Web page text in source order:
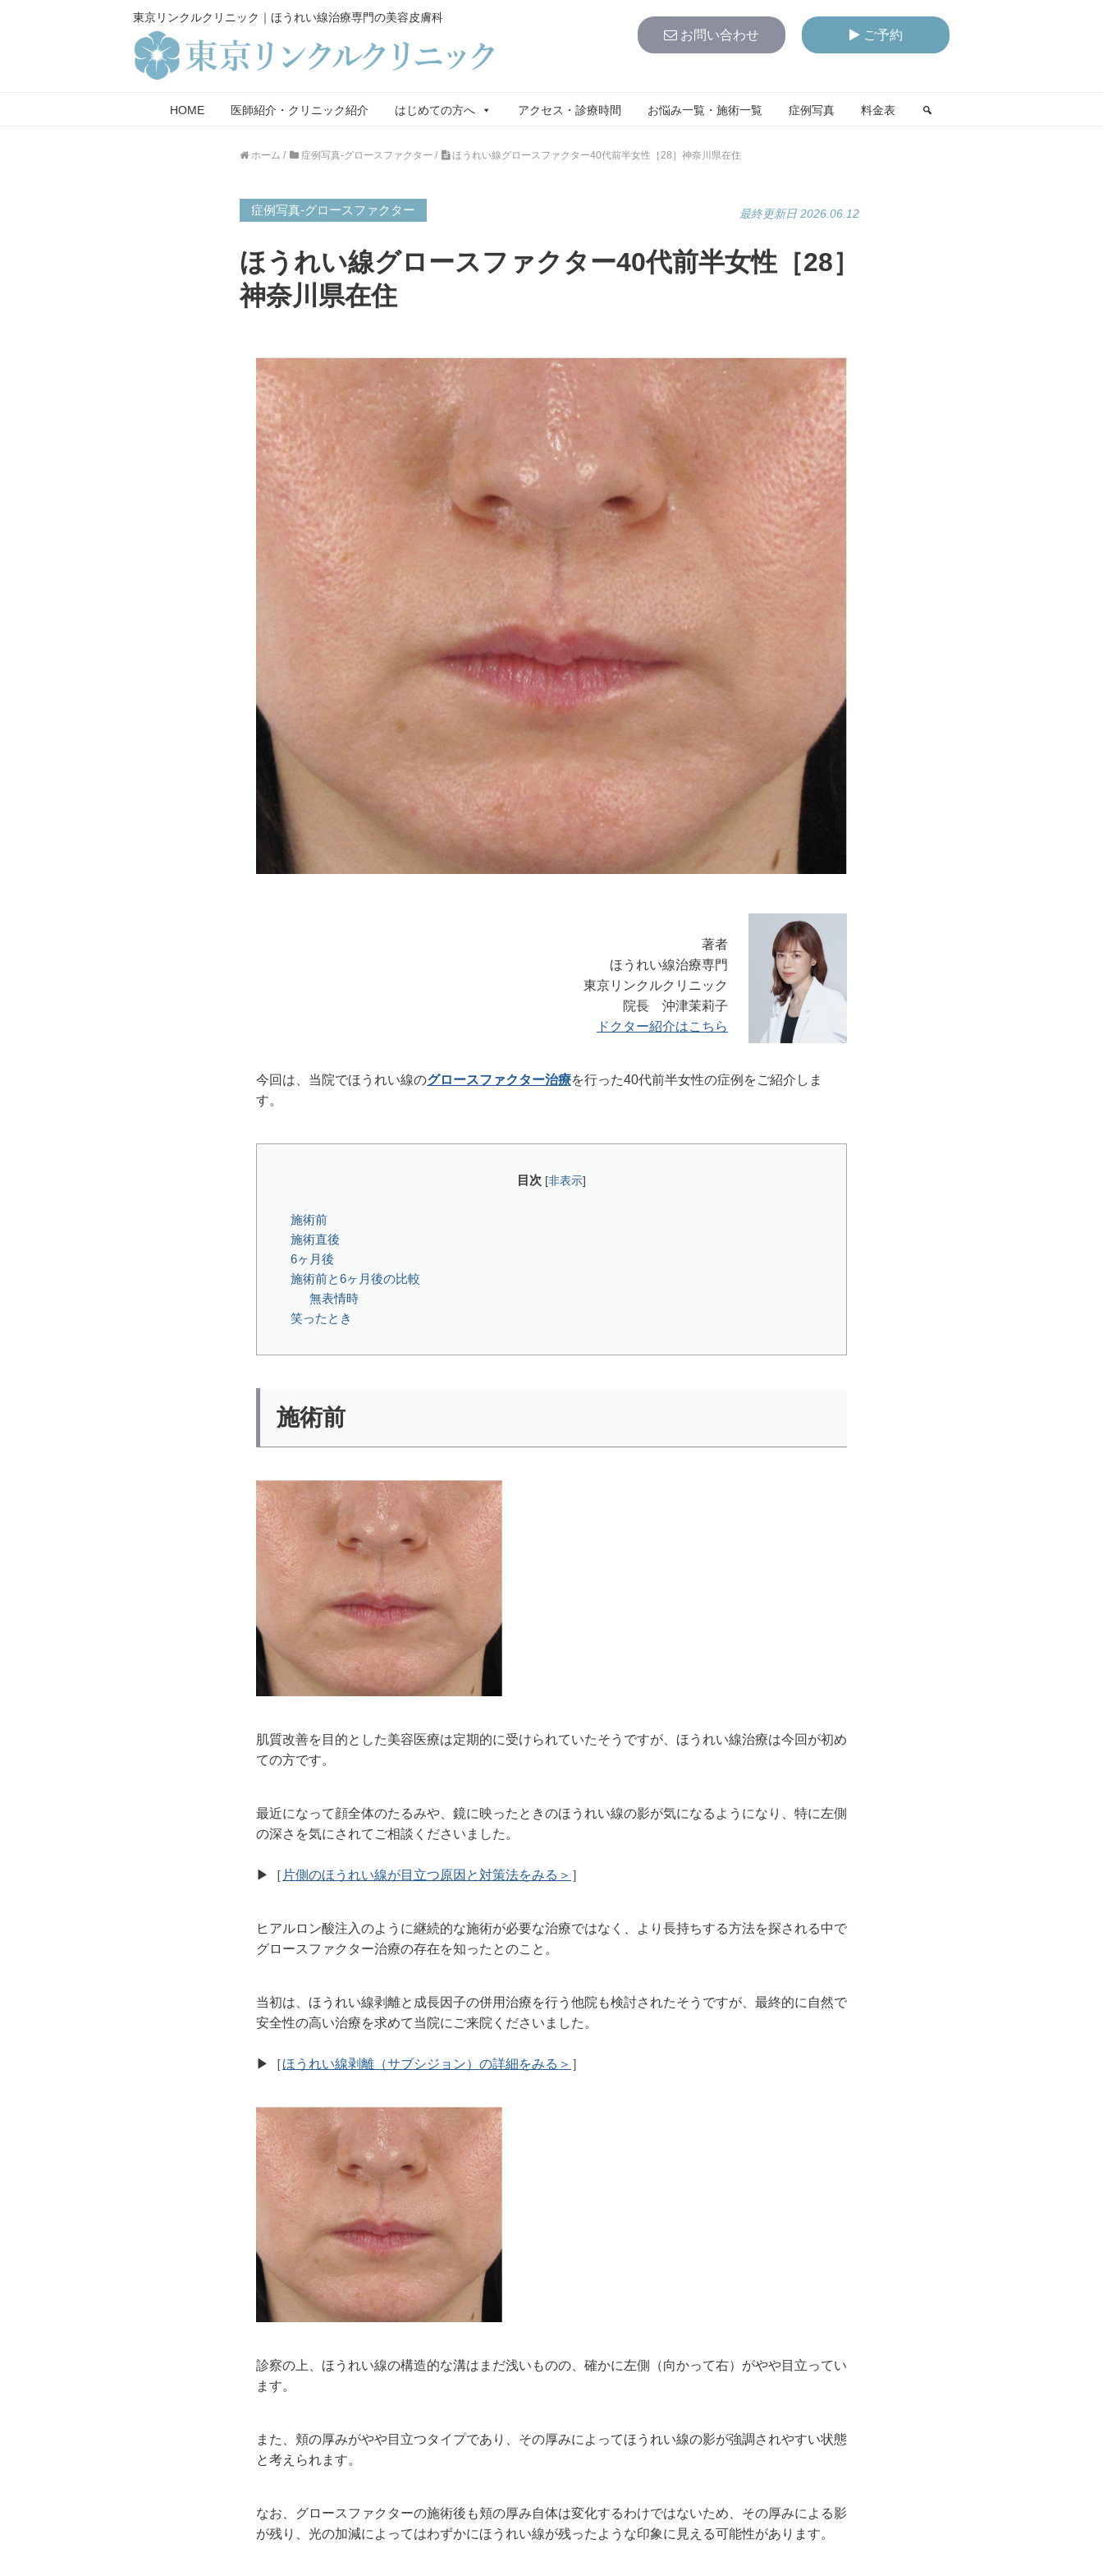
東京リンクルクリニック｜ほうれい線治療専門の美容皮膚科
お問い合わせ ご予約
HOME 医師紹介・クリニック紹介 はじめての方へ アクセス・診療時間 お悩み一覧・施術一覧 症例写真 料金表
ホーム / 症例写真-グロースファクター / ほうれい線グロースファクター40代前半女性［28］神奈川県在住
症例写真-グロースファクター 最終更新日 2026.06.12
ほうれい線グロースファクター40代前半女性［28］
神奈川県在住
著者
ほうれい線治療専門
東京リンクルクリニック
院長 沖津茉莉子
ドクター紹介はこちら
今回は、当院でほうれい線のグロースファクター治療を行った40代前半女性の症例をご紹介しま
す。
目次 [非表示]
施術前
施術直後
6ヶ月後
施術前と6ヶ月後の比較
無表情時
笑ったとき
施術前
肌質改善を目的とした美容医療は定期的に受けられていたそうですが、ほうれい線治療は今回が初め
ての方です。
最近になって顔全体のたるみや、鏡に映ったときのほうれい線の影が気になるようになり、特に左側
の深さを気にされてご相談くださいました。
▶︎［ 片側のほうれい線が目立つ原因と対策法をみる＞ ］
ヒアルロン酸注入のように継続的な施術が必要な治療ではなく、より長持ちする方法を探される中で
グロースファクター治療の存在を知ったとのこと。
当初は、ほうれい線剥離と成長因子の併用治療を行う他院も検討されたそうですが、最終的に自然で
安全性の高い治療を求めて当院にご来院くださいました。
▶︎［ほうれい線剥離（サブシジョン）の詳細をみる＞ ］
診察の上、ほうれい線の構造的な溝はまだ浅いものの、確かに左側（向かって右）がやや目立ってい
ます。
また、頬の厚みがやや目立つタイプであり、その厚みによってほうれい線の影が強調されやすい状態
と考えられます。
なお、グロースファクターの施術後も頬の厚み自体は変化するわけではないため、その厚みによる影
が残り、光の加減によってはわずかにほうれい線が残ったような印象に見える可能性があります。